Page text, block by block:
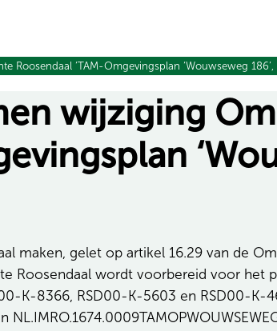
‘TAM-Omgevingsplan ‘Wouwseweg 186’,
wijziging
maken, gelet op artikel 16.29 van de
Roosendaal wordt voorbereid voor het
K-8366, RSD00-K-5603 en RSD00-K-